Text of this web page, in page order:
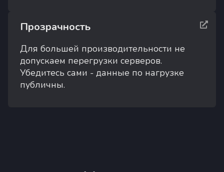
Прозрачность
Для большей производительности не
допускаем перегрузки серверов.
Убедитесь сами - данные по нагрузке
публичны.